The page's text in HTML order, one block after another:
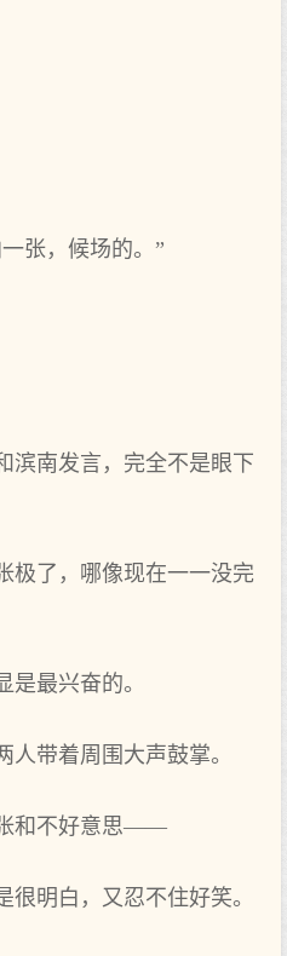
张，候场的。”
滨南发言，完全不是眼下
极了，哪像现在一一没完
是最兴奋的。
人带着周围大声鼓掌。
和不好意思——
很明白，又忍不住好笑。